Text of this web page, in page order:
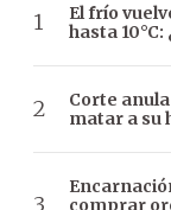
El frío
hasta
Corte
matar a su
comprar